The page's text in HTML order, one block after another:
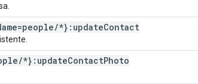
/*}:updateContact
/*}:updateContactPhoto